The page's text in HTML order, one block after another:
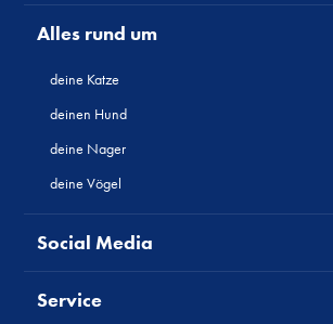
Alles rund um
deine Katze
deinen Hund
deine Nager
deine Vögel
Social Media
Service